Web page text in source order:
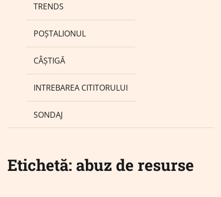
TRENDS
POȘTALIONUL
CÂȘTIGĂ
INTREBAREA CITITORULUI
SONDAJ
Etichetă: abuz de resurse